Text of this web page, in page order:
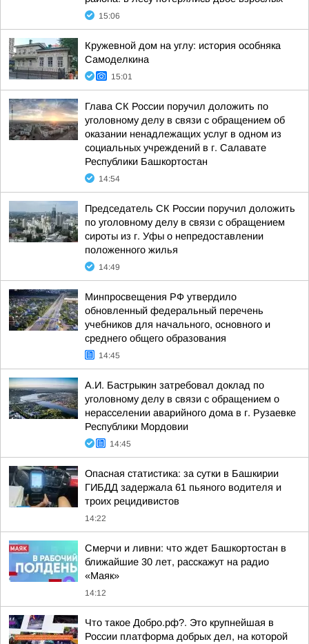
15:06
Кружевной дом на углу: история особняка
Самоделкина
15:01
Глава СК России поручил доложить по
уголовному делу в связи с обращением об
оказании ненадлежащих услуг в одном из
социальных учреждений в г. Салавате
Республики Башкортостан
14:54
Председатель СК России поручил доложить
по уголовному делу в связи с обращением
сироты из г. Уфы о непредоставлении
положенного жилья
14:49
Минпросвещения РФ утвердило
обновленный федеральный перечень
учебников для начального, основного и
среднего общего образования
14:45
А.И. Бастрыкин затребовал доклад по
уголовному делу в связи с обращением о
нерасселении аварийного дома в г. Рузаевке
Республики Мордовии
14:45
Опасная статистика: за сутки в Башкирии
ГИБДД задержала 61 пьяного водителя и
троих рецидивистов
14:22
Смерчи и ливни: что ждет Башкортостан в
ближайшие 30 лет, расскажут на радио
«Маяк»
14:12
Что такое Добро.рф?. Это крупнейшая в
России платформа добрых дел, на которой